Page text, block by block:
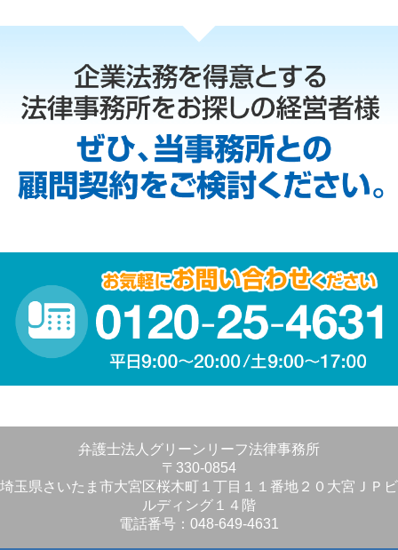
弁護士法人グリーンリーフ法律事務所
〒330-0854
埼玉県さいたま市大宮区桜木町１丁目１１番地２０大宮ＪＰビ
ルディング１４階
電話番号：048-649-4631